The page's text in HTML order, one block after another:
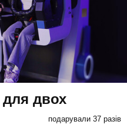
для двох
подарували 37 разів